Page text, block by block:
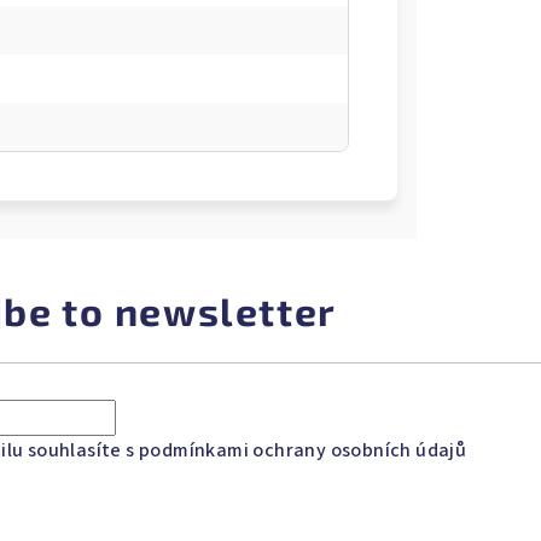
to newsletter
souhlasíte s podmínkami ochrany osobních údajů